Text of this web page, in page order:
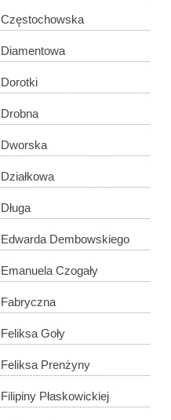
Częstochowska
Diamentowa
Dorotki
Drobna
Dworska
Działkowa
Długa
Edwarda Dembowskiego
Emanuela Czogały
Fabryczna
Feliksa Goły
Feliksa Prenżyny
Filipiny Płaskowickiej